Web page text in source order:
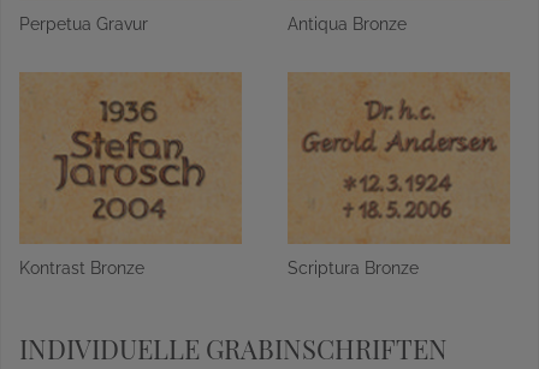
Perpetua Gravur Antiqua Bronze
Kontrast Bronze Scriptura Bronze
INDIVIDUELLE GRABINSCHRIFTEN